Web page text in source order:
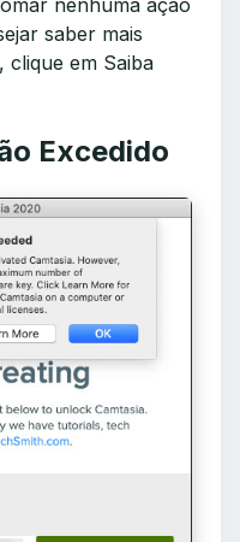
saber mais
clique em Saiba
Excedido